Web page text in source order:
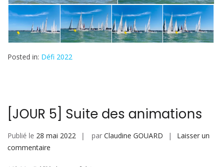
Posted in: Défi 2022
[JOUR 5] Suite des animations
Publié le 28 mai 2022 par Claudine GOUARD
Laisser un
commentaire